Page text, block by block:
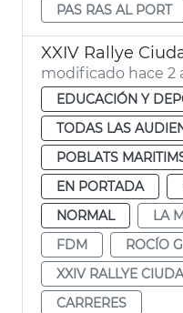
PAS RAS AL PORT
modificado hace 2
EDUCACIÓN Y
TODAS LAS
POBLATS
EN PORTADA
NORMAL
LA
FDM
ROCÍO
XXIV RALLYE
CARRERES